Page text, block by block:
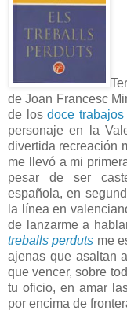
de Joan Francesc
de losdoce
personaje en la
divertida recreación
me llevó a mi
pesar de ser
española, en
la línea en
de lanzarme a
treballs perduts me
ajenas que asaltan
que vencer, sobre
tu oficio, en amar
por encima de